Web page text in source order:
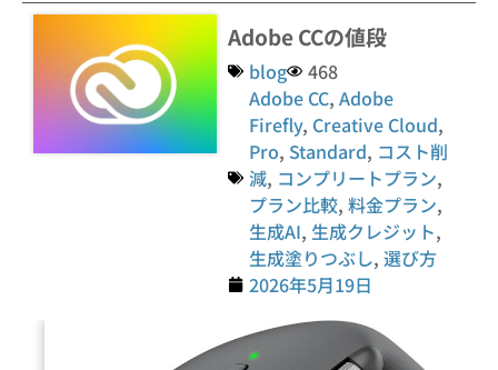
Adobe CCの値段
blog
468
Adobe CC,Adobe
Firefly, Creative Cloud,
Pro, Standard, コスト削
減, コンプリートプラン,
プラン比較,料金プラン,
生成AI, 生成クレジット,
生成塗りつぶし,選び方
2026年5月19日